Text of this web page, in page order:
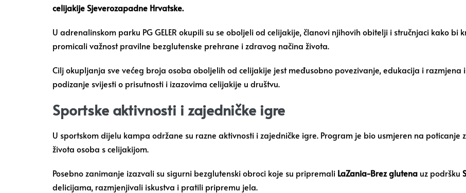
celijakije Sjeverozapadne Hrvatske.
U adrenalinskom parku PG GELER okupili su se oboljeli od celijakije, članovi njihovih obitelji i stručnjaci kako bi
promicali važnost pravilne bezglutenske prehrane i zdravog načina života.
Cilj okupljanja sve većeg broja osoba oboljelih od celijakije jest međusobno povezivanje, edukacija i razmjena
podizanje svijesti o prisutnosti i izazovima celijakije u društvu.
Sportske aktivnosti i zajedničke igre
U sportskom dijelu kampa održane su razne aktivnosti i zajedničke igre. Program je bio usmjeren na
života osoba s celijakijom.
Posebno zanimanje izazvali su sigurni bezglutenski obroci koje su pripremali LaZania-Brez glutena uz podršku
delicijama, razmjenjivali iskustva i pratili pripremu jela.